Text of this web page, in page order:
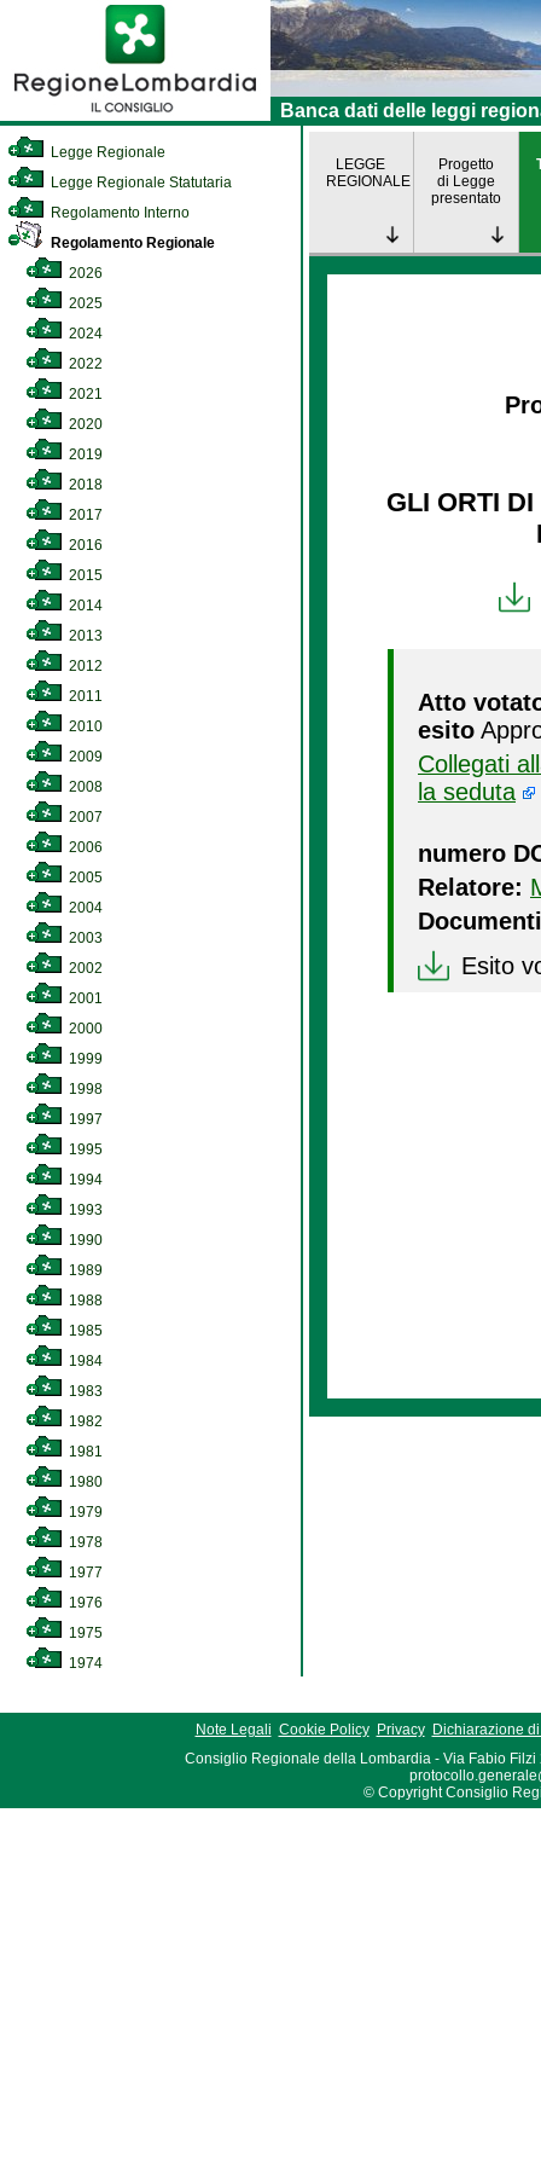
Banca dati delle leggi
Legge Regionale
Legge Regionale Statutaria
Regolamento Interno
Regolamento Regionale
2026
2025
2024
2022
2021
2020
2019
2018
2017
2016
2015
2014
2013
2012
2011
2010
2009
2008
2007
2006
2005
2004
2003
2002
2001
2000
1999
1998
1997
1995
1994
1993
1990
1989
1988
1985
1984
1983
1982
1981
1980
1979
1978
1977
1976
1975
1974
LEGGE
REGIONALE
Progetto
di Legge
presentato
GLI ORTI
Atto
esito
Collegati
la seduta
numero
Relatore:
Esito
Note Legali Cookie Policy Privacy
Dichiarazione
Consiglio Regionale della Lombardia - Via Fabio Filzi
© Copyright Consiglio